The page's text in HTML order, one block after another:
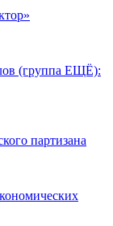
(группа ЕЩЁ):
партизана